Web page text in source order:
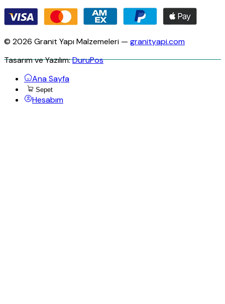
© 2026 Granit Yapı Malzemeleri — granityapi.com
Tasarım ve Yazılım:DuruPos
Ana Sayfa
Sepet
Hesabım